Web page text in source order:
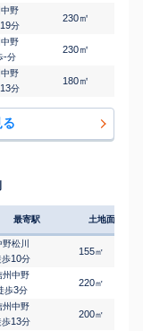
野
19分
230㎡
野
-分
230㎡
野
13分
180㎡
最寄駅 土地面積
野松川
歩10分
155㎡
州中野
歩3分
220㎡
州中野
歩13分
200㎡